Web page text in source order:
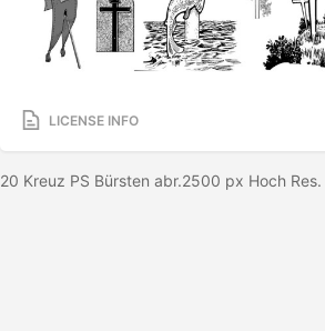
LICENSE INFO
20 Kreuz PS Bürsten abr.2500 px Hoch Res.